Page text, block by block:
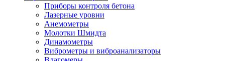
Приборы контроля бетона
Лазерные уровни
Анемометры
Молотки Шмидта
Динамометры
Виброметры и виброанализаторы